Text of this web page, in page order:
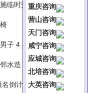
通管制
29 万余元
水造
名倒计时
重庆咨询
营山咨询
天门咨询
咸宁咨询
应城咨询
北培咨询
大英咨询